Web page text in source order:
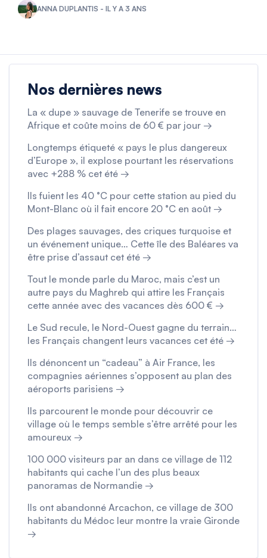
ANNA DUPLANTIS - IL Y A 3 ANS
Nos dernières news
La « dupe » sauvage de Tenerife se trouve en
Afrique et coûte moins de 60 € par jour →
Longtemps étiqueté « pays le plus dangereux
d’Europe », il explose pourtant les réservations
avec +288 % cet été →
Ils fuient les 40 °C pour cette station au pied du
Mont-Blanc où il fait encore 20 °C en août →
Des plages sauvages, des criques turquoise et
un événement unique… Cette île des Baléares va
être prise d’assaut cet été →
Tout le monde parle du Maroc, mais c’est un
autre pays du Maghreb qui attire les Français
cette année avec des vacances dès 600 € →
Le Sud recule, le Nord-Ouest gagne du terrain…
les Français changent leurs vacances cet été →
Ils dénoncent un “cadeau” à Air France, les
compagnies aériennes s’opposent au plan des
aéroports parisiens →
Ils parcourent le monde pour découvrir ce
village où le temps semble s’être arrêté pour les
amoureux →
100 000 visiteurs par an dans ce village de 112
habitants qui cache l’un des plus beaux
panoramas de Normandie →
Ils ont abandonné Arcachon, ce village de 300
habitants du Médoc leur montre la vraie Gironde
→